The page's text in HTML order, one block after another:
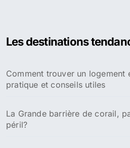
Les destinations
Comment trouver un logement
pratique et conseils utiles
La Grande barrière de corail,
péril?